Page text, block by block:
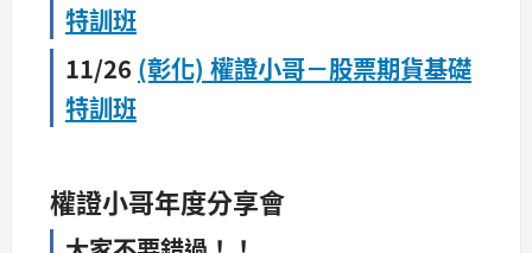
特訓班
11/26 (彰化) 權證小哥－股票期貨基礎
特訓班
權證小哥年度分享會